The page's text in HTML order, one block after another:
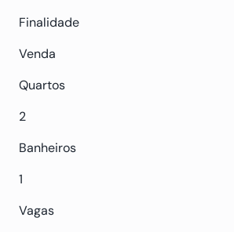
Finalidade
Venda
Quartos
2
Banheiros
1
Vagas